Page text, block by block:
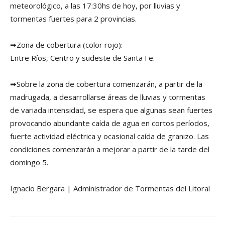
meteorológico, a las 17:30hs de hoy, por lluvias y
tormentas fuertes para 2 provincias.
➡Zona de cobertura (color rojo):
Entre Ríos, Centro y sudeste de Santa Fe.
➡Sobre la zona de cobertura comenzarán, a partir de la
madrugada, a desarrollarse áreas de lluvias y tormentas
de variada intensidad, se espera que algunas sean fuertes
provocando abundante caída de agua en cortos períodos,
fuerte actividad eléctrica y ocasional caída de granizo. Las
condiciones comenzarán a mejorar a partir de la tarde del
domingo 5.
Ignacio Bergara | Administrador de Tormentas del Litoral